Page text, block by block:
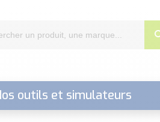
outils et simulateurs